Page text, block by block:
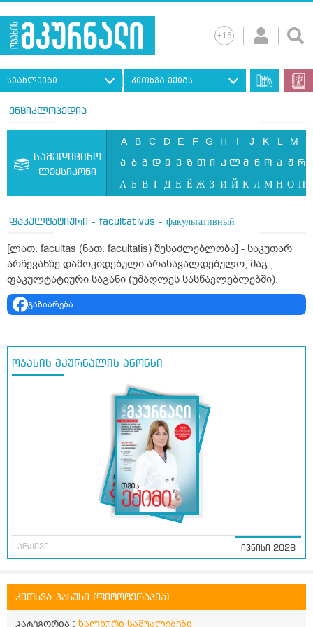
სიახლეები კითხვა ექიმს
ენციკლოპედია
სამედიცინო
ლექსიკონი
A B C D E F G H I J K L M
ა ბ გ დ ე ვ ზ თ ი კ ლ მ ნ ო პ ჟ რ
А Б В Г Д Е Ё Ж З И Й К Л М Н О П
ფაკულტატიური - facultativus - факультативный
[ლათ. facultas (ნათ. facultatis) შესაძლებლობა] - საკუთარ
არჩევანზე დამოკიდებული არასავალდებულო, მაგ.,
ფაკულტატიური საგანი (უმაღლეს სასწავლებლებში).
გაზიარება
ოჯახის მკურნალის ანონსი
არქივი ივნისი 2026
კითხვა-პასუხი (ფიტოტერაპია)
კატეგორია : ხალხური საშუალებები